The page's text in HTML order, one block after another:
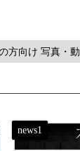
方向け 写真・